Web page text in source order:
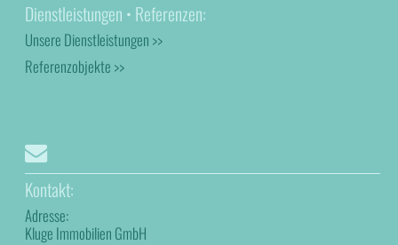
Dienstleistungen • Referenzen:
Unsere Dienstleistungen >>
Referenzobjekte >>
Kontakt:
Adresse:
Kluge Immobilien GmbH